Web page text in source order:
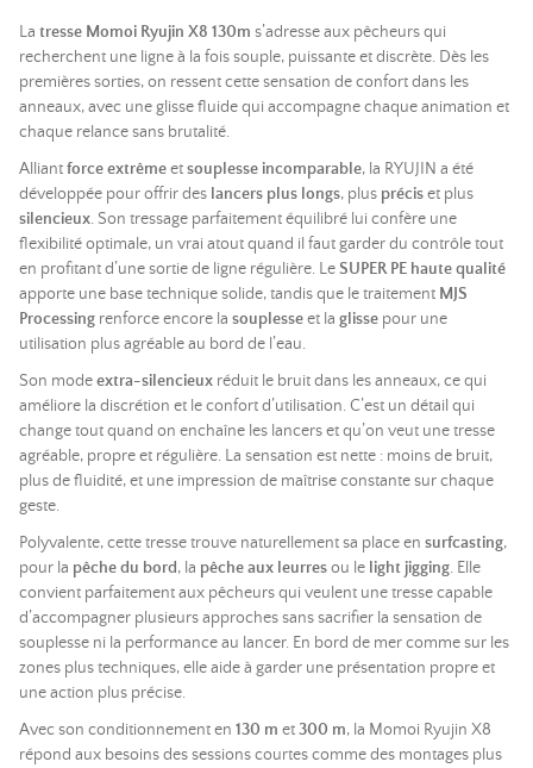
La tresse Momoi Ryujin X8 130m s’adresse aux pêcheurs qui
recherchent une ligne à la fois souple, puissante et discrète. Dès les
premières sorties, on ressent cette sensation de confort dans les
anneaux, avec une glisse fluide qui accompagne chaque animation et
chaque relance sans brutalité.
Alliantforce extrêmeetsouplesse incomparable, la RYUJIN a été
développée pour offrir des lancers plus longs, plus préciset plus
silencieux. Son tressage parfaitement équilibré lui confère une
flexibilité optimale, un vrai atout quand il faut garder du contrôle tout
en profitant d’une sortie de ligne régulière. LeSUPER PE haute qualité
apporte une base technique solide, tandis que le traitement MJS
Processing renforce encore la souplesseet la glisse pour une
utilisation plus agréable au bord de l’eau.
Son modeextra-silencieux réduit le bruit dans les anneaux, ce qui
améliore la discrétion et le confort d’utilisation. C’est un détail qui
change tout quand on enchaîne les lancers et qu’on veut une tresse
agréable, propre et régulière. La sensation est nette : moins de bruit,
plus de fluidité, et une impression de maîtrise constante sur chaque
geste.
Polyvalente, cette tresse trouve naturellement sa place en surfcasting,
pour la pêche du bord, la pêche aux leurresou le light jigging. Elle
convient parfaitement aux pêcheurs qui veulent une tresse capable
d’accompagner plusieurs approches sans sacrifier la sensation de
souplesse ni la performance au lancer. En bord de mer comme sur les
zones plus techniques, elle aide à garder une présentation propre et
une action plus précise.
Avec son conditionnement en 130 m et300 m, la Momoi Ryujin X8
répond aux besoins des sessions courtes comme des montages plus